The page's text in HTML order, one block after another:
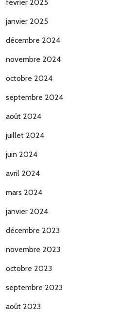
février 2025
janvier 2025
décembre 2024
novembre 2024
octobre 2024
septembre 2024
août 2024
juillet 2024
juin 2024
avril 2024
mars 2024
janvier 2024
décembre 2023
novembre 2023
octobre 2023
septembre 2023
août 2023